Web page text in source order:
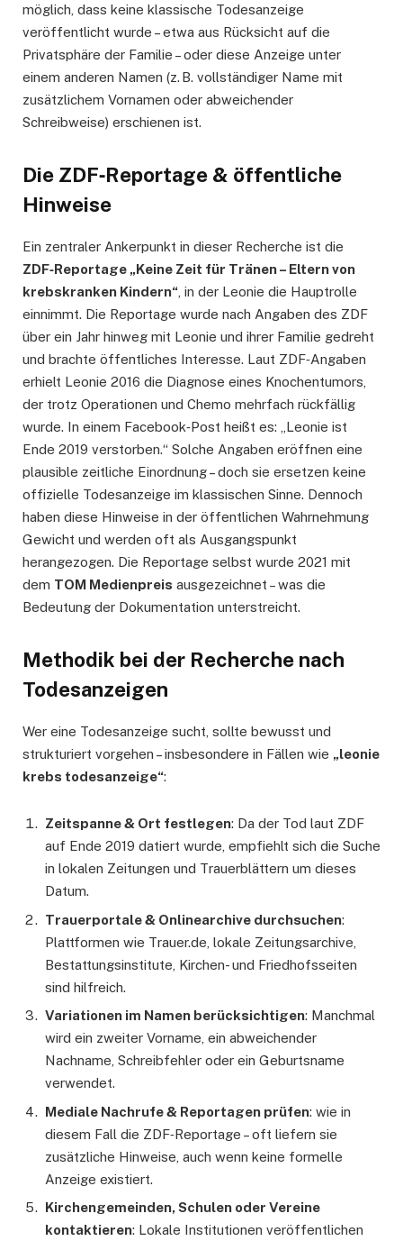
möglich, dass keine klassische Todesanzeige
veröffentlicht wurde – etwa aus Rücksicht auf die
Privatsphäre der Familie – oder diese Anzeige unter
einem anderen Namen (z. B. vollständiger Name mit
zusätzlichem Vornamen oder abweichender
Schreibweise) erschienen ist.
Die ZDF‑Reportage & öffentliche
Hinweise
Ein zentraler Ankerpunkt in dieser Recherche ist die
ZDF‑Reportage „Keine Zeit für Tränen – Eltern von
krebskranken Kindern“ , in der Leonie die Hauptrolle
einnimmt. Die Reportage wurde nach Angaben des ZDF
über ein Jahr hinweg mit Leonie und ihrer Familie gedreht
und brachte öffentliches Interesse. Laut ZDF‑Angaben
erhielt Leonie 2016 die Diagnose eines Knochentumors,
der trotz Operationen und Chemo mehrfach rückfällig
wurde. In einem Facebook‑Post heißt es: „Leonie ist
Ende 2019 verstorben.“ Solche Angaben eröffnen eine
plausible zeitliche Einordnung – doch sie ersetzen keine
offizielle Todesanzeige im klassischen Sinne. Dennoch
haben diese Hinweise in der öffentlichen Wahrnehmung
Gewicht und werden oft als Ausgangspunkt
herangezogen. Die Reportage selbst wurde 2021 mit
dem TOM Medienpreis ausgezeichnet – was die
Bedeutung der Dokumentation unterstreicht.
Methodik bei der Recherche nach
Todesanzeigen
Wer eine Todesanzeige sucht, sollte bewusst und
strukturiert vorgehen – insbesondere in Fällen wie „leonie
krebs todesanzeige“:
Zeitspanne & Ort festlegen: Da der Tod laut ZDF
auf Ende 2019 datiert wurde, empfiehlt sich die Suche
in lokalen Zeitungen und Trauerblättern um dieses
Datum.
Trauerportale & Onlinearchive durchsuchen:
Plattformen wie Trauer.de, lokale Zeitungsarchive,
Bestattungsinstitute, Kirchen- und Friedhofsseiten
sind hilfreich.
Variationen im Namen berücksichtigen: Manchmal
wird ein zweiter Vorname, ein abweichender
Nachname, Schreibfehler oder ein Geburtsname
verwendet.
Mediale Nachrufe & Reportagen prüfen: wie in
diesem Fall die ZDF‑Reportage – oft liefern sie
zusätzliche Hinweise, auch wenn keine formelle
Anzeige existiert.
Kirchengemeinden, Schulen oder Vereine
kontaktieren: Lokale Institutionen veröffentlichen